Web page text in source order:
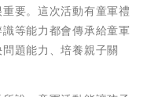
要。這次活動有童軍禮
等能力都會傳承給童軍
題能力、培養親子關